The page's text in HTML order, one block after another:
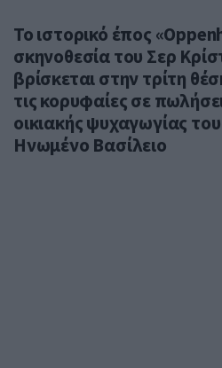
Το ιστορικό έπος
σκηνοθεσία του Σερ
βρίσκεται στην τρίτη
τις κορυφαίες σε
οικιακής ψυχαγωγίας
Ηνωμένο Βασίλειο